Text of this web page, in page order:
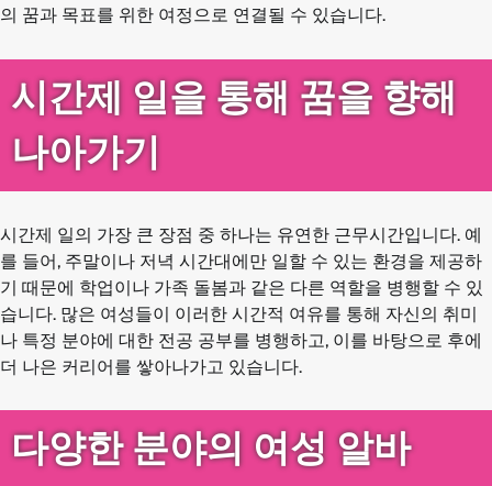
의 꿈과 목표를 위한 여정으로 연결될 수 있습니다.
시간제 일을 통해 꿈을 향해
나아가기
시간제 일의 가장 큰 장점 중 하나는 유연한 근무시간입니다. 예
를 들어, 주말이나 저녁 시간대에만 일할 수 있는 환경을 제공하
기 때문에 학업이나 가족 돌봄과 같은 다른 역할을 병행할 수 있
습니다. 많은 여성들이 이러한 시간적 여유를 통해 자신의 취미
나 특정 분야에 대한 전공 공부를 병행하고, 이를 바탕으로 후에
더 나은 커리어를 쌓아나가고 있습니다.
다양한 분야의 여성 알바